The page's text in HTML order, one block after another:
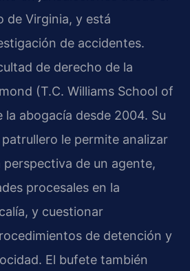
de Virginia, y está
de accidentes.
de derecho de la
(T.C. Williams School of
la abogacía desde 2004. Su
le permite analizar
perspectiva de un agente,
procesales en la
y cuestionar
de detención y
El bufete también